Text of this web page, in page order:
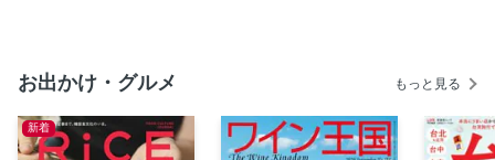
札幌／みどころ／すすきのナイトグルメ
札幌／みやげ／みどころ
お出かけ・グルメ もっと見る
新着